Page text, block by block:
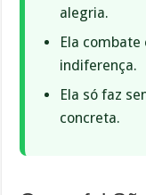
alegria.
Ela
indiferença.
Ela só faz
concreta.